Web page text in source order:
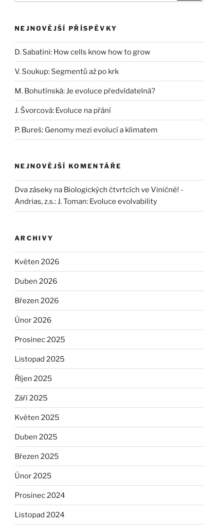
NEJNOVĚJŠÍ PŘÍSPĚVKY
D. Sabatini: How cells know how to grow
V. Soukup: Segmentů až po krk
M. Bohutínská: Je evoluce předvídatelná?
J. Švorcová: Evoluce na přání
P. Bureš: Genomy mezi evolucí a klimatem
NEJNOVĚJŠÍ KOMENTÁŘE
Dva záseky na Biologických čtvrtcích ve Viničné! -
Andrias, z.s.:J. Toman: Evoluce evolvability
ARCHIVY
Květen 2026
Duben 2026
Březen 2026
Únor 2026
Prosinec 2025
Listopad 2025
Říjen 2025
Září 2025
Květen 2025
Duben 2025
Březen 2025
Únor 2025
Prosinec 2024
Listopad 2024